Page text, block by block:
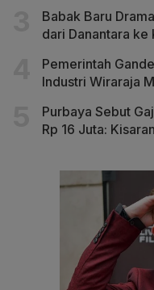
Babak Baru
dari Danantara ke
Pemerintah
Industri Wiraraja
Purbaya Sebut
Rp 16 Juta: